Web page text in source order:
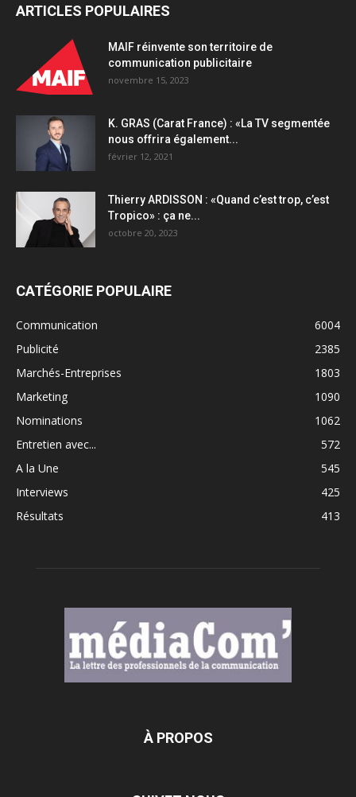
ARTICLES POPULAIRES
MAIF réinvente son territoire de
communication publicitaire
novembre 15, 2023
K. GRAS (Carat France) : «La TV segmentée
nous offrira également...
février 12, 2021
Thierry ARDISSON : «Quand c’est trop, c’est
Tropico» : ça ne...
octobre 20, 2023
CATÉGORIE POPULAIRE
Communication
6004
Publicité
2385
Marchés-Entreprises
1803
Marketing
1090
Nominations
1062
Entretien avec...
572
A la Une
545
Interviews
425
Résultats
413
À PROPOS